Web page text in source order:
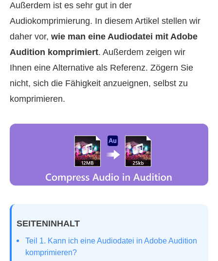
Außerdem ist es sehr gut in der
Audiokomprimierung. In diesem Artikel stellen wir
daher vor, wie man eine Audiodatei mit Adobe
Audition komprimiert. Außerdem zeigen wir
Ihnen eine Alternative als Referenz. Zögern Sie
nicht, sich die Fähigkeit anzueignen, selbst zu
komprimieren.
SEITENINHALT
Teil 1. Kann ich eine Audiodatei in Adobe Audition
komprimieren?